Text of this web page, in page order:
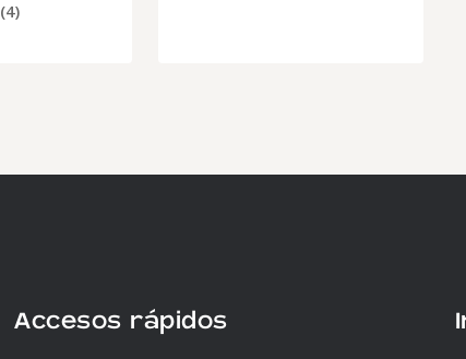
(4)
Accesos rápidos